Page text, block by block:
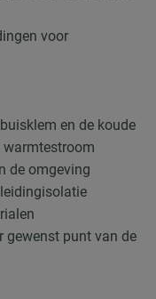
voor
en de koude
warmtestroom
de omgeving
gewenst punt van de